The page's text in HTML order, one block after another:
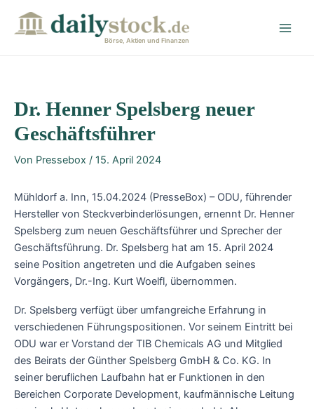
Börse, Aktien und Finanzen
Dr. Henner Spelsberg neuer
Geschäftsführer
Von Pressebox / 15. April 2024
Mühldorf a. Inn, 15.04.2024 (PresseBox) – ODU, führender
Hersteller von Steckverbinderlösungen, ernennt Dr. Henner
Spelsberg zum neuen Geschäftsführer und Sprecher der
Geschäftsführung. Dr. Spelsberg hat am 15. April 2024
seine Position angetreten und die Aufgaben seines
Vorgängers, Dr.-Ing. Kurt Woelfl, übernommen.
Dr. Spelsberg verfügt über umfangreiche Erfahrung in
verschiedenen Führungspositionen. Vor seinem Eintritt bei
ODU war er Vorstand der TIB Chemicals AG und Mitglied
des Beirats der Günther Spelsberg GmbH & Co. KG. In
seiner beruflichen Laufbahn hat er Funktionen in den
Bereichen Corporate Development, kaufmännische Leitung